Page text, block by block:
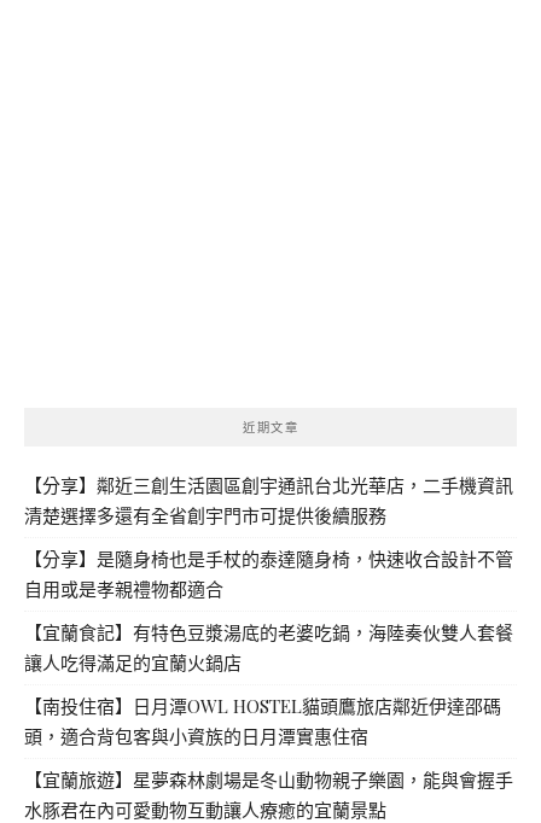
近期文章
【分享】鄰近三創生活園區創宇通訊台北光華店，二手機資訊
清楚選擇多還有全省創宇門市可提供後續服務
【分享】是隨身椅也是手杖的泰達隨身椅，快速收合設計不管
自用或是孝親禮物都適合
【宜蘭食記】有特色豆漿湯底的老婆吃鍋，海陸奏伙雙人套餐
讓人吃得滿足的宜蘭火鍋店
【南投住宿】日月潭OWL HOSTEL貓頭鷹旅店鄰近伊達邵碼
頭，適合背包客與小資族的日月潭實惠住宿
【宜蘭旅遊】星夢森林劇場是冬山動物親子樂園，能與會握手
水豚君在內可愛動物互動讓人療癒的宜蘭景點